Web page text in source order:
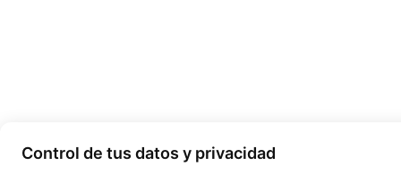
Control de tus datos y privacidad